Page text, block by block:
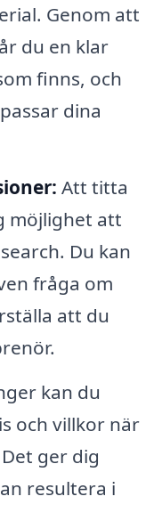
Genom att
du en klar
finns, och
dina
Att titta
möjlighet att
Du kan
fråga om
att du
kan du
och villkor när
ger dig
resultera i